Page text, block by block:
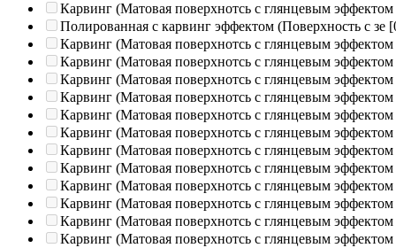
Карвинг (Матовая поверхнотсь с глянцевым эффектом
Полированная c карвинг эффектом (Поверхность с зе
Карвинг (Матовая поверхнотсь с глянцевым эффектом
Карвинг (Матовая поверхнотсь с глянцевым эффектом
Карвинг (Матовая поверхнотсь с глянцевым эффектом
Карвинг (Матовая поверхнотсь с глянцевым эффектом
Карвинг (Матовая поверхнотсь с глянцевым эффектом
Карвинг (Матовая поверхнотсь с глянцевым эффектом
Карвинг (Матовая поверхнотсь с глянцевым эффектом
Карвинг (Матовая поверхнотсь с глянцевым эффектом
Карвинг (Матовая поверхнотсь с глянцевым эффектом
Карвинг (Матовая поверхнотсь с глянцевым эффектом
Карвинг (Матовая поверхнотсь с глянцевым эффектом
Карвинг (Матовая поверхнотсь с глянцевым эффектом